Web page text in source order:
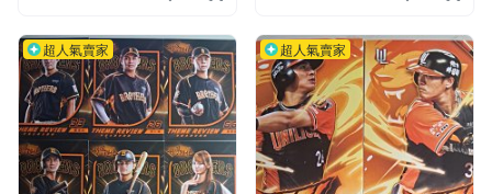
超人氣賣家 超人氣賣家